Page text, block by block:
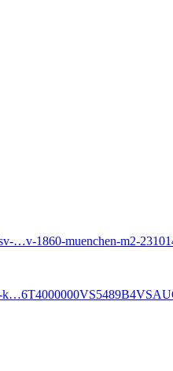
…v-1860-muenchen-m2-